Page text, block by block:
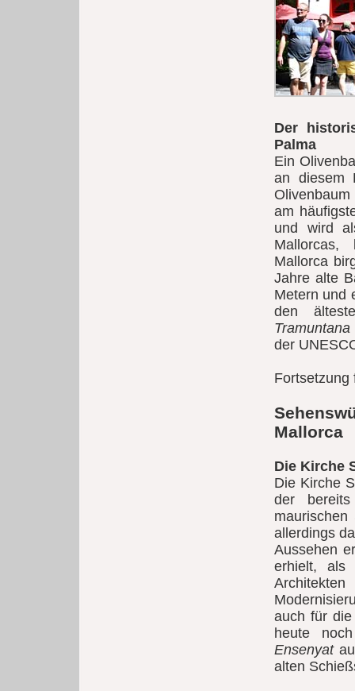
Der
Palma
Ein
an diesem
am
und wird
Mallorcas,
Mallorca
Jahre alte
Metern und
den
Tramuntana
der
Fortsetzung
Mallorca
Die Kirche
Die Kirche
der
allerdings
Aussehen
erhielt, als
auch für
heute
Ensenyat
alten